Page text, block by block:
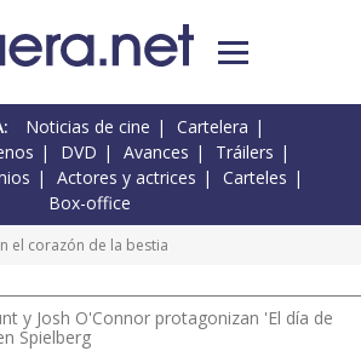
Noticias de cine
Cartelera
DVD Avances
Tráilers
Actores y actrices
Carteles
Box-office
el corazón de la bestia
y Josh O'Connor protagonizan 'El día de
Spielberg